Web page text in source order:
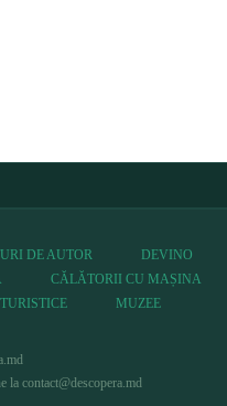
DE AUTOR
DEVINO
CĂLĂTORII CU MAȘINA
MUZEE
la contact@descopera.md